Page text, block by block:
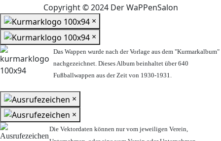
Copyright © 2024 Der WaPPenSalon
×
×
Das Wappen wurde nach der Vorlage aus dem "Kurmarkalbum"
nachgezeichnet. Dieses Album beinhaltet über 640
Fußballwappen aus der Zeit von 1930-1931.
×
×
Die Vektordaten können nur vom jeweiligen Verein,